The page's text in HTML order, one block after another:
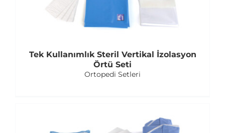
Tek Kullanımlık Steril Vertikal İzolasyon
Örtü Seti
Ortopedi Setleri